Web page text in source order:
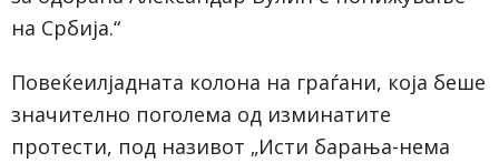
на Србија.“
Повеќеилјадната колона на граѓани, која беше
значително поголема од изминатите
протести, под називот „Исти барања-нема